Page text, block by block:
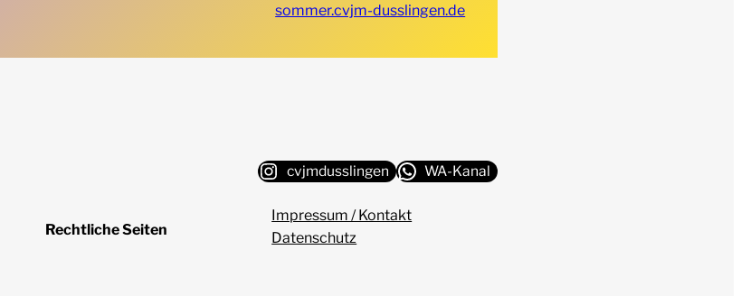
sommer.cvjm-dusslingen.de
cvjmdusslingen WA-Kanal
Rechtliche Seiten
Impressum / Kontakt
Datenschutz